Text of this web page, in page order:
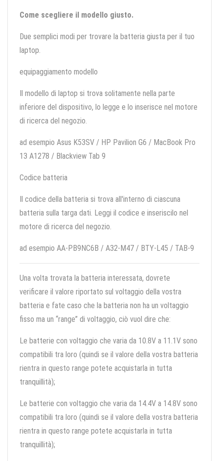
Come scegliere il modello giusto.
Due semplici modi per trovare la batteria giusta per il tuo
laptop.
equipaggiamento modello
Il modello di laptop si trova solitamente nella parte
inferiore del dispositivo, lo legge e lo inserisce nel motore
di ricerca del negozio.
ad esempio Asus K53SV / HP Pavilion G6 / MacBook Pro
13 A1278 / Blackview Tab 9
Codice batteria
Il codice della batteria si trova all'interno di ciascuna
batteria sulla targa dati. Leggi il codice e inseriscilo nel
motore di ricerca del negozio.
ad esempio AA-PB9NC6B / A32-M47 / BTY-L45 / TAB-9
Una volta trovata la batteria interessata, dovrete
verificare il valore riportato sul voltaggio della vostra
batteria e fate caso che la batteria non ha un voltaggio
fisso ma un “range” di voltaggio, ciò vuol dire che:
Le batterie con voltaggio che varia da 10.8V a 11.1V sono
compatibili tra loro (quindi se il valore della vostra batteria
rientra in questo range potete acquistarla in tutta
tranquillità);
Le batterie con voltaggio che varia da 14.4V a 14.8V sono
compatibili tra loro (quindi se il valore della vostra batteria
rientra in questo range potete acquistarla in tutta
tranquillità);